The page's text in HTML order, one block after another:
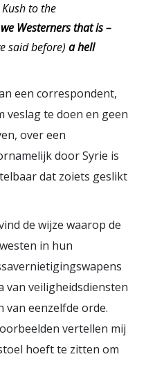
to the
Westerners that is –
said before) a hell
een correspondent,
veslag te doen en geen
over een
door Syrie is
dat zoiets geslikt
de wijze waarop de
in hun
van veiligheidsdiensten
van eenzelfde orde.
vertellen mij
hoeft te zitten om